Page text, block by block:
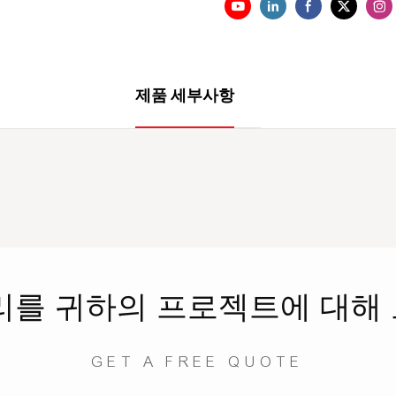
제품 세부사항
를 귀하의 프로젝트에 대해
GET A FREE QUOTE